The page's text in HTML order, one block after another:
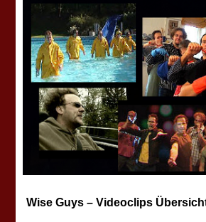
Wise Guys – Videoclips